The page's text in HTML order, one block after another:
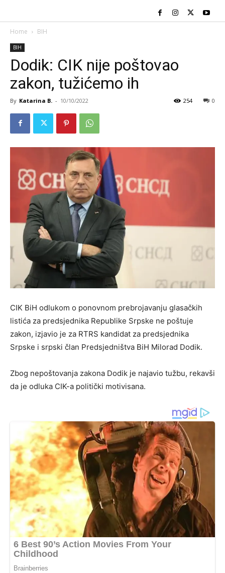
Home BIH
BIH
Dodik: CIK nije poštovao
zakon, tužićemo ih
By Katarina B. - 10/10/2022 0
254
CIK BiH odlukom o ponovnom prebrojavanju glasačkih
listića za predsjednika Republike Srpske ne poštuje
zakon, izjavio je za RTRS kandidat za predsjednika
Srpske i srpski član Predsjedništva BiH Milorad Dodik.
Zbog nepoštovanja zakona Dodik je najavio tužbu, rekavši
da je odluka CIK-a politički motivisana.